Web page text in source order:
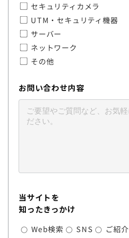
セキュリティカメラ
UTM・セキュリティ機器
サーバー
ネットワーク
その他
お問い合わせ内容
当サイトを
知ったきっかけ
Web検索 SNS ご紹介